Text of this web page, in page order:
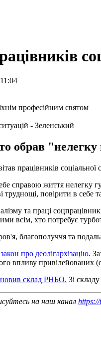
- Зеленський
обрав
працівників
справою життя нелегку
повірити в себе
та праці
всім, хто потребує
благополуччя та
про деолігархізацію.
впливу привілейованих
склад РНБО. Зі
на наш канал https://